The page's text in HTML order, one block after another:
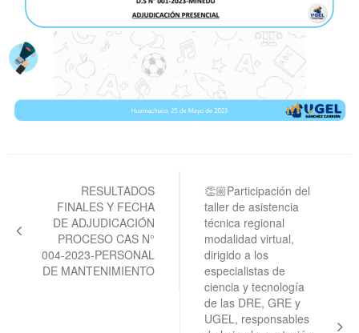
entradas
RESULTADOS
FINALES Y FECHA
DE ADJUDICACIÓN
PROCESO CAS N°
004-2023-PERSONAL
DE MANTENIMIENTO
👏🏼Participación del
taller de asistencia
técnica regional
modalidad virtual,
dirigido a los
especialistas de
ciencia y tecnología
de las DRE, GRE y
UGEL, responsables